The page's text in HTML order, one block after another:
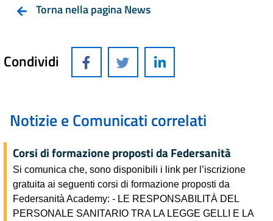
Torna nella pagina News
Condividi
Notizie e Comunicati correlati
Corsi di formazione proposti da Federsanità
Si comunica che, sono disponibili i link per l’iscrizione
gratuita ai seguenti corsi di formazione proposti da
Federsanità Academy: - LE RESPONSABILITÀ DEL
PERSONALE SANITARIO TRA LA LEGGE GELLI E LA